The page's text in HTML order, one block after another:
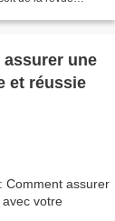
une
et réussie